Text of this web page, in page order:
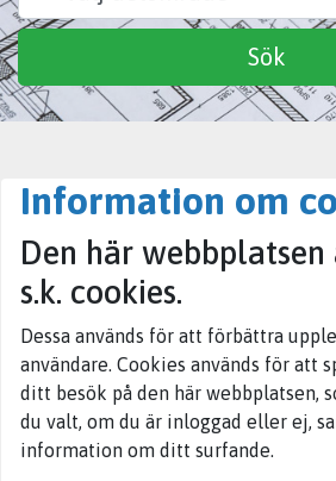
Sök
Information om
Den här webbplatsen
s.k. cookies.
Dessa används för att förbättra
användare. Cookies används för att
ditt besök på den här webbplatsen,
du valt, om du är inloggad eller ej,
information om ditt surfande.